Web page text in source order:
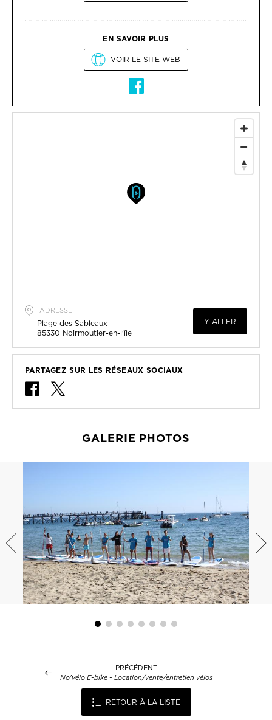
EN SAVOIR PLUS
VOIR LE SITE WEB
ADRESSE
Plage des Sableaux
85330 Noirmoutier-en-l'île
Y ALLER
PARTAGEZ SUR LES RÉSEAUX SOCIAUX
GALERIE PHOTOS
PRÉCÉDENT
No'vélo E-bike - Location/vente/entretien vélos
RETOUR À LA LISTE